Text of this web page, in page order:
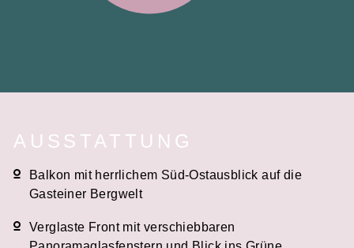
AUSSTATTUNG
Balkon mit herrlichem Süd-Ostausblick auf die
Gasteiner Bergwelt
Verglaste Front mit verschiebbaren